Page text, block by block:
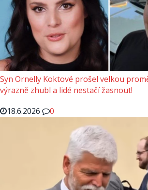
Syn Ornelly Koktové prošel velkou
výrazně zhubl a lidé nestačí žasnout!
18.6.2026
0